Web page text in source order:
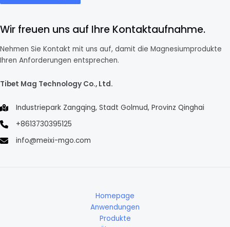
Wir freuen uns auf Ihre Kontaktaufnahme.
Nehmen Sie Kontakt mit uns auf, damit die Magnesiumprodukte
Ihren Anforderungen entsprechen.
Tibet Mag Technology Co., Ltd.
Industriepark Zangqing, Stadt Golmud, Provinz Qinghai
+8613730395125
info@meixi-mgo.com
Homepage
Anwendungen
Produkte